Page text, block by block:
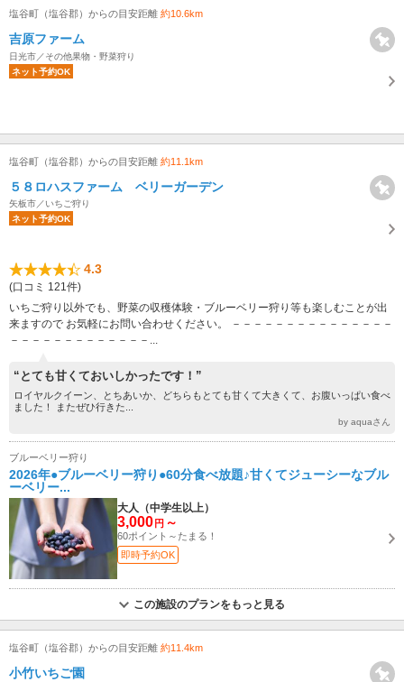
塩谷町（塩谷郡）からの目安距離 約10.6km
吉原ファーム
日光市／その他果物・野菜狩り
ネット予約OK
塩谷町（塩谷郡）からの目安距離 約11.1km
５８ロハスファーム ベリーガーデン
矢板市／いちご狩り
ネット予約OK
4.3
(口コミ 121件)
いちご狩り以外でも、野菜の収穫体験・ブルーベリー狩り等も楽しむことが出
来ますので お気軽にお問い合わせください。 －－－－－－－－－－－－－－－
－－－－－－－－－－－－－...
“とても甘くておいしかったです！”
ロイヤルクイーン、とちあいか、どちらもとても甘くて大きくて、お腹いっぱい食べ
ました！ またぜひ行きた...
by aquaさん
ブルーベリー狩り
2026年●ブルーベリー狩り●60分食べ放題♪甘くてジューシーなブル
ーベリー...
大人（中学生以上）
3,000 円 ～
60ポイント～たまる！
即時予約OK
この施設のプランをもっと見る
塩谷町（塩谷郡）からの目安距離 約11.4km
小竹いちご園